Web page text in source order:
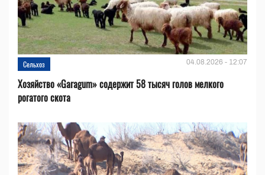
Сельхоз 04.08.2026 - 12:07
Хозяйство «Garagum» содержит 58 тысяч голов мелкого
рогатого скота